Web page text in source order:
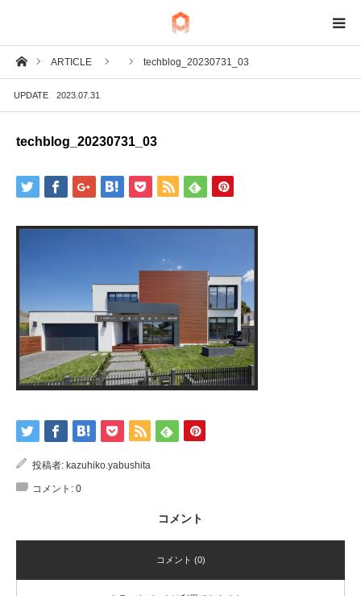
ホームARTICLE techblog_20230731_03
UPDATE 2023.07.31
techblog_20230731_03
投稿者: kazuhiko.yabushita
コメント: 0
コメント
コメント (0)
BIM
IoT